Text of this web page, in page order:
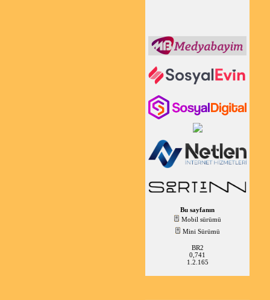
Bu sayfanın
Mobil sürümü
Mini Sürümü
BR2
0,741
1.2.165